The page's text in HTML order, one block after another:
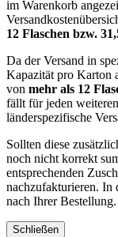
im Warenkorb
12 Flaschen bzw.
Da der Versand in
Kapazität pro Karton
von mehr als 12
fällt für jeden
länderspezifische
Sollten diese
noch nicht korrekt
entsprechenden
nachzufakturieren. In
nach Ihrer Bestellung.
Schließen